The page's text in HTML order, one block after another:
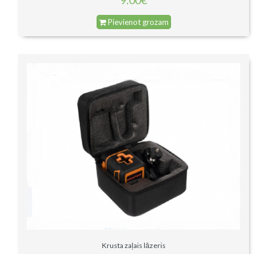
Pievienot grozam
Krusta zaļais lāzeris